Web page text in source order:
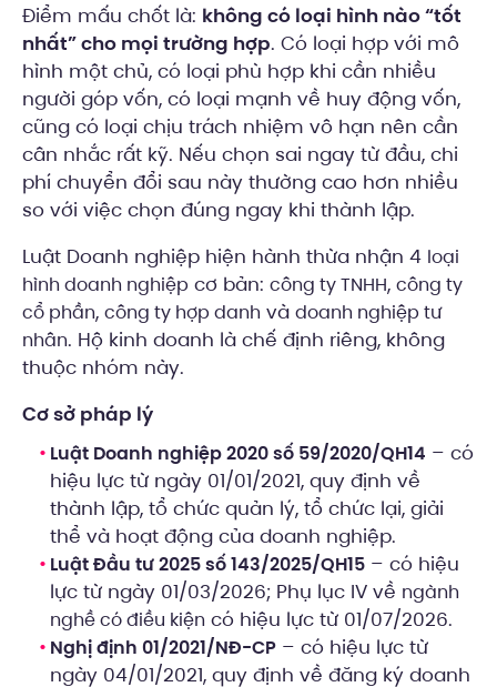
Điểm mấu chốt là: không có loại hình nào “tốt
nhất” cho mọi trường hợp. Có loại hợp với mô
hình một chủ, có loại phù hợp khi cần nhiều
người góp vốn, có loại mạnh về huy động vốn,
cũng có loại chịu trách nhiệm vô hạn nên cần
cân nhắc rất kỹ. Nếu chọn sai ngay từ đầu, chi
phí chuyển đổi sau này thường cao hơn nhiều
so với việc chọn đúng ngay khi thành lập.
Luật Doanh nghiệp hiện hành thừa nhận 4 loại
hình doanh nghiệp cơ bản: công ty TNHH, công ty
cổ phần, công ty hợp danh và doanh nghiệp tư
nhân. Hộ kinh doanh là chế định riêng, không
thuộc nhóm này.
Cơ sở pháp lý
Luật Doanh nghiệp 2020 số 59/2020/QH14 – có
hiệu lực từ ngày 01/01/2021, quy định về
thành lập, tổ chức quản lý, tổ chức lại, giải
thể và hoạt động của doanh nghiệp.
Luật Đầu tư 2025 số 143/2025/QH15 – có hiệu
lực từ ngày 01/03/2026; Phụ lục IV về ngành
nghề có điều kiện có hiệu lực từ 01/07/2026.
Nghị định 01/2021/NĐ-CP – có hiệu lực từ
ngày 04/01/2021, quy định về đăng ký doanh